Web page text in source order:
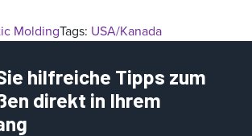
MoldingTags: USA/Kanada
hilfreiche Tipps zum
direkt in Ihrem